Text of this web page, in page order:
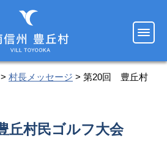
> 村長メッセージ > 第20回 豊丘村
村民ゴルフ大会